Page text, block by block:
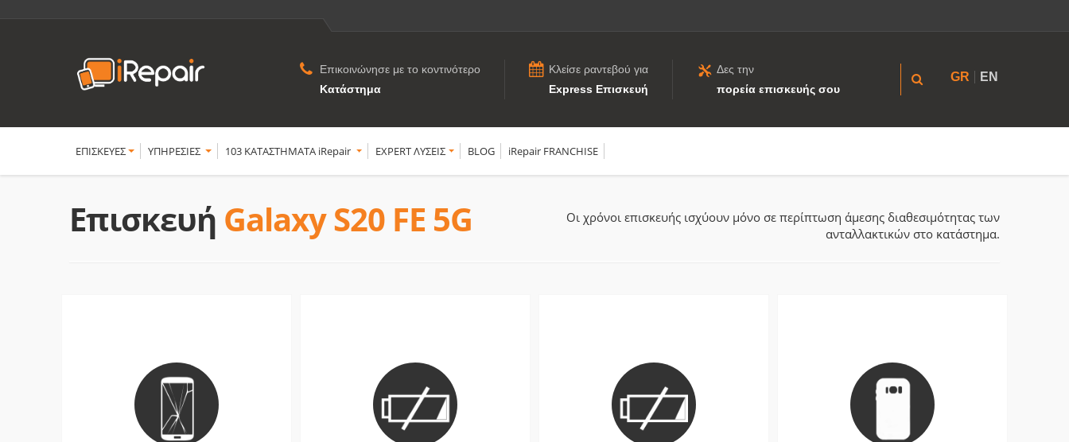
Επικοινώνησε με το κοντινότερο
Κατάστημα
Κλείσε ραντεβού για
Express Επισκευή
Δες την
πορεία επισκευής σου
GR EN
ΕΠΙΣΚΕΥΕΣ YΠΗΡΕΣΙΕΣ 103 ΚΑΤΑΣΤΗΜΑΤΑ iRepair EXPERT ΛΥΣΕΙΣ BLOG iRepair FRANCHISE
Επισκευή Galaxy S20 FE 5G
Οι χρόνοι επισκευής ισχύουν μόνο σε περίπτωση άμεσης διαθεσιμότητας των
ανταλλακτικών στο κατάστημα.